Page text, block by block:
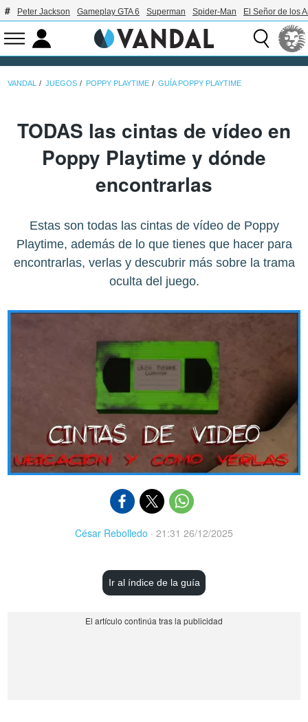
Peter Jackson Gameplay GTA 6 Superman Spider-Man El Señor de los
VANDAL JUEGOS POPPY PLAYTIME GUÍA POPPY PLAYTIME
TODAS las cintas de vídeo en
Poppy Playtime y dónde
encontrarlas
Estas son todas las cintas de vídeo de Poppy
Playtime, además de lo que tienes que hacer para
encontrarlas, verlas y descubrir más sobre la trama
oculta del juego.
César Rebolledo · 21:31 26/12/2025
Ir al índice de la guía